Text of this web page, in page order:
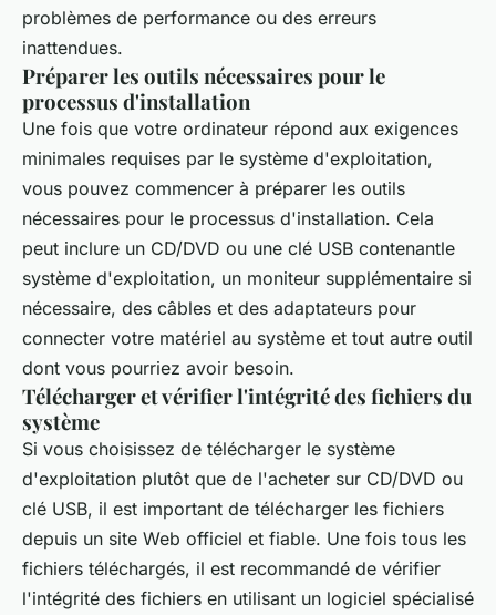
problèmes de performance ou des erreurs
inattendues.
Préparer les outils nécessaires pour le
processus d'installation
Une fois que votre ordinateur répond aux exigences
minimales requises par le système d'exploitation,
vous pouvez commencer à préparer les outils
nécessaires pour le processus d'installation. Cela
peut inclure un CD/DVD ou une clé USB contenantle
système d'exploitation, un moniteur supplémentaire si
nécessaire, des câbles et des adaptateurs pour
connecter votre matériel au système et tout autre outil
dont vous pourriez avoir besoin.
Télécharger et vérifier l'intégrité des fichiers du
système
Si vous choisissez de télécharger le système
d'exploitation plutôt que de l'acheter sur CD/DVD ou
clé USB, il est important de télécharger les fichiers
depuis un site Web officiel et fiable. Une fois tous les
fichiers téléchargés, il est recommandé de vérifier
l'intégrité des fichiers en utilisant un logiciel spécialisé